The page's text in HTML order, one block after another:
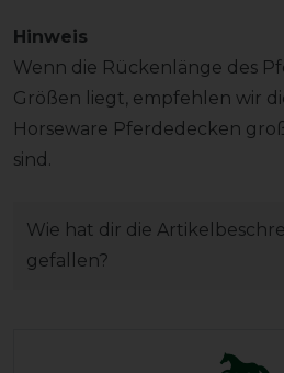
Hinweis
Wenn die Rückenlänge des
Größen liegt, empfehlen wir
Horseware Pferdedecken
sind.
Wie hat dir die
gefallen?